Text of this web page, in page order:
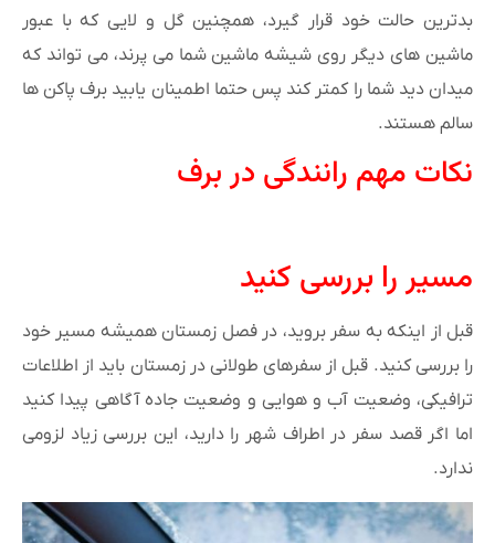
بدترین حالت خود قرار گیرد، همچنین گل و لایی که با عبور
ماشین های دیگر روی شیشه ماشین شما می پرند، می تواند که
میدان دید شما را کمتر کند پس حتما اطمینان یابید برف پاکن ها
سالم هستند.
نکات مهم رانندگی در برف
مسیر را بررسی کنید
قبل از اینکه به سفر بروید، در فصل زمستان همیشه مسیر خود
را بررسی کنید. قبل از سفرهای طولانی در زمستان باید از اطلاعات
ترافیکی، وضعیت آب و هوایی و وضعیت جاده آگاهی پیدا کنید
اما اگر قصد سفر در اطراف شهر را دارید، این بررسی زیاد لزومی
ندارد.